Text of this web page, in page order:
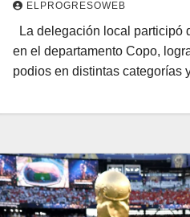
ELPROGRESOWEB
La delegación local participó
en el departamento Copo,
podios en distintas categorías